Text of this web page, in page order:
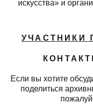
искусства» и
УЧАСТНИКИ
Если вы хотите
поделиться